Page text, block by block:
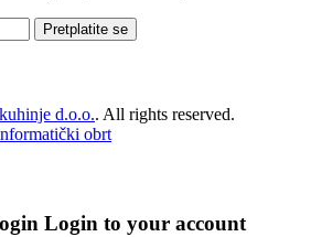
Pretplatite se
d.o.o.. All rights reserved.
obrt
Login to your account